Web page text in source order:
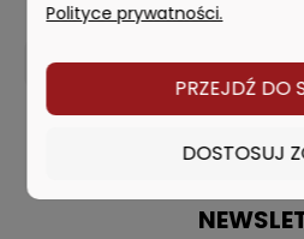
DO KOSZYKA
Polityce prywatności.
PRZEJDŹ DO
DOSTOSUJ